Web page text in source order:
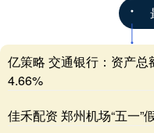
亿策略 交通银行：资产
4.66%
佳禾配资 郑州机场“五一”